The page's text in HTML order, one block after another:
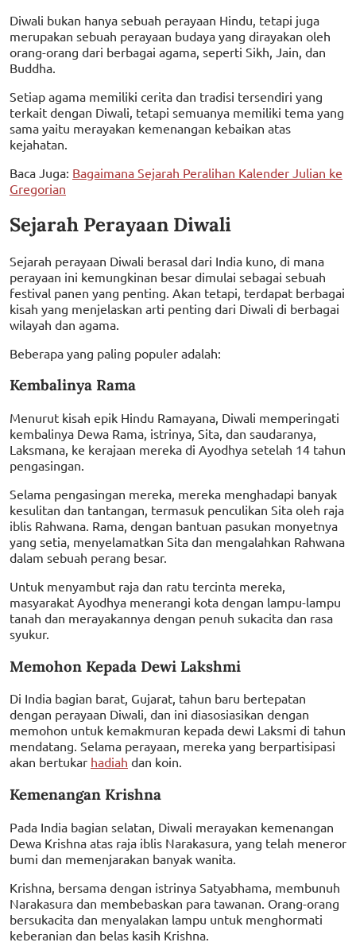
Diwali bukan hanya sebuah perayaan Hindu, tetapi juga
merupakan sebuah perayaan budaya yang dirayakan oleh
orang-orang dari berbagai agama, seperti Sikh, Jain, dan
Buddha.
Setiap agama memiliki cerita dan tradisi tersendiri yang
terkait dengan Diwali, tetapi semuanya memiliki tema yang
sama yaitu merayakan kemenangan kebaikan atas
kejahatan.
Baca Juga: Bagaimana Sejarah Peralihan Kalender Julian ke
Gregorian
Sejarah Perayaan Diwali
Sejarah perayaan Diwali berasal dari India kuno, di mana
perayaan ini kemungkinan besar dimulai sebagai sebuah
festival panen yang penting. Akan tetapi, terdapat berbagai
kisah yang menjelaskan arti penting dari Diwali di berbagai
wilayah dan agama.
Beberapa yang paling populer adalah:
Kembalinya Rama
Menurut kisah epik Hindu Ramayana, Diwali memperingati
kembalinya Dewa Rama, istrinya, Sita, dan saudaranya,
Laksmana, ke kerajaan mereka di Ayodhya setelah 14 tahun
pengasingan.
Selama pengasingan mereka, mereka menghadapi banyak
kesulitan dan tantangan, termasuk penculikan Sita oleh raja
iblis Rahwana. Rama, dengan bantuan pasukan monyetnya
yang setia, menyelamatkan Sita dan mengalahkan Rahwana
dalam sebuah perang besar.
Untuk menyambut raja dan ratu tercinta mereka,
masyarakat Ayodhya menerangi kota dengan lampu-lampu
tanah dan merayakannya dengan penuh sukacita dan rasa
syukur.
Memohon Kepada Dewi Lakshmi
Di India bagian barat, Gujarat, tahun baru bertepatan
dengan perayaan Diwali, dan ini diasosiasikan dengan
memohon untuk kemakmuran kepada dewi Laksmi di tahun
mendatang. Selama perayaan, mereka yang berpartisipasi
akan bertukar hadiah dan koin.
Kemenangan Krishna
Pada India bagian selatan, Diwali merayakan kemenangan
Dewa Krishna atas raja iblis Narakasura, yang telah meneror
bumi dan memenjarakan banyak wanita.
Krishna, bersama dengan istrinya Satyabhama, membunuh
Narakasura dan membebaskan para tawanan. Orang-orang
bersukacita dan menyalakan lampu untuk menghormati
keberanian dan belas kasih Krishna.